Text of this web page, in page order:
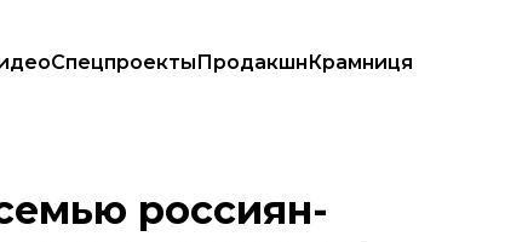
СпецпроектыПродакшнКрамниця
в рф
россиян-